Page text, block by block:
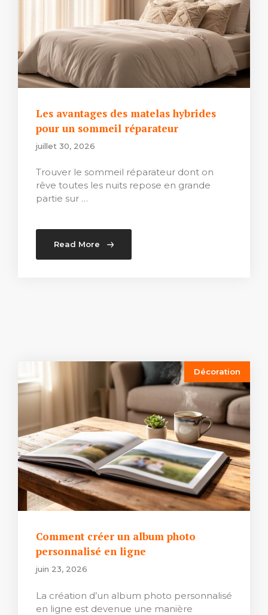
Les avantages des matelas hybrides
pour un sommeil réparateur
juillet 30, 2026
Trouver le sommeil réparateur dont on
rêve toutes les nuits repose en grande
partie sur …
Read More
Décoration
Comment créer un album photo
personnalisé en ligne
juin 23, 2026
La création d’un album photo personnalisé
en ligne est devenue une manière